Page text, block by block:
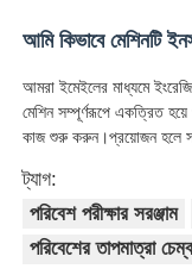
আমি কিভাবে মেশিনটি
আমরা ইমেইলের মাধ্যমে
মেশিন সম্পূর্ণরূপে একত্রিত
কাজ শুরু করুন।প্রয়োজন হলে
ট্যাগ:
পরিবেশ পরীক্ষার সরঞ্জাম
পরিবেশের তাপমাত্রা